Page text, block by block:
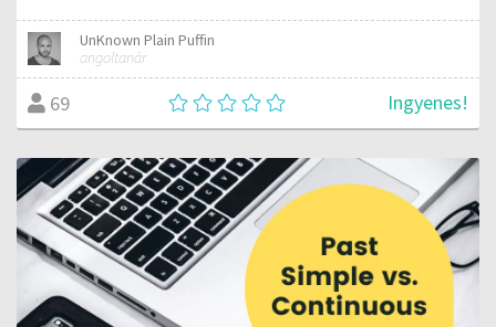
UnKnown Plain Puffin
angoltanár
69 Ingyenes!